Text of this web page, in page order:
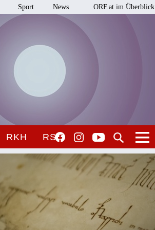
Sport News ORF.at im Überblick
RKH RSO